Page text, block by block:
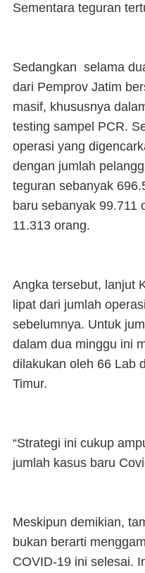
Sementara teguran
Sedangkan selama
dari Pemprov Jatim
masif, khususnya
testing sampel PCR.
operasi yang
dengan jumlah
teguran sebanyak
baru sebanyak 99.711
11.313 orang.
Angka tersebut, lanjut
lipat dari jumlah
sebelumnya. Untuk
dalam dua minggu ini
dilakukan oleh 66 Lab
Timur.
“Strategi ini cukup
jumlah kasus baru
Meskipun demikian,
bukan berarti
COVID-19 ini selesai.